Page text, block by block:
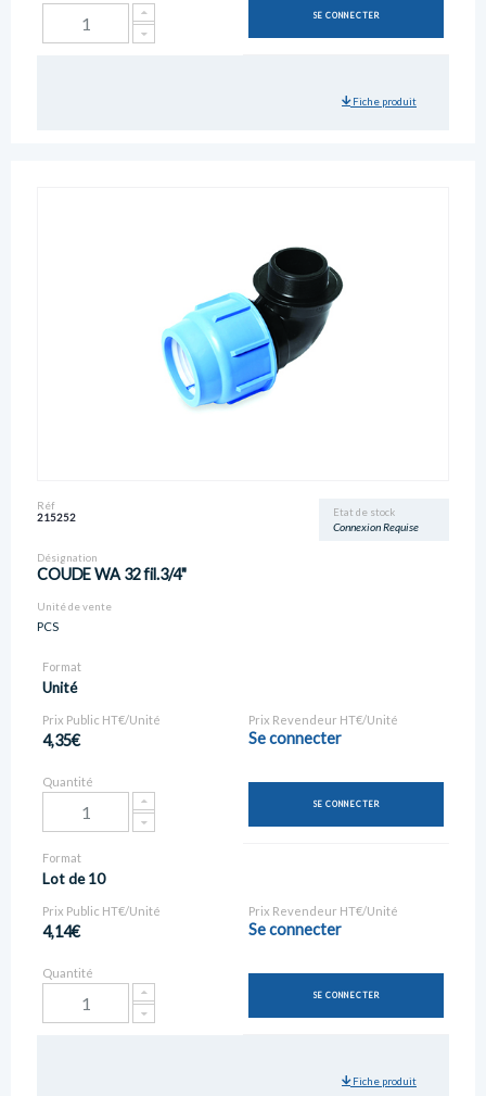
SE CONNECTER
Fiche produit
Etat de stock
Connexion Requise
Réf
215252
Désignation
COUDE WA 32 fil.3/4"
Unité de vente
PCS
Format
Unité
Prix Public HT€/Unité
4,35€
Prix Revendeur HT€/Unité
Se connecter
Quantité
SE CONNECTER
Format
Lot de 10
Prix Public HT€/Unité
4,14€
Prix Revendeur HT€/Unité
Se connecter
Quantité
SE CONNECTER
Fiche produit